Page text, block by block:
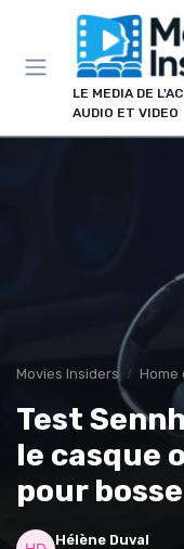
LE MEDIA DE
AUDIO ET VIDEO
Movies Insiders Home
Test
le casque
pour
Hélène Duval
Panneau de gestion